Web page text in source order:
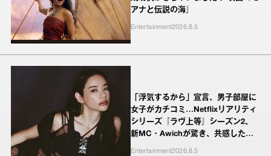
アナと伝説の海』
Entertainment2026.8.5
「浮気するから」宣言、男子部屋に
女子がカチコミ…Netflixリアリティ
シリーズ『ラヴ上等』シーズン2、
新MC・Awichが驚き、共感したヤ
Entertainment2026.8.5